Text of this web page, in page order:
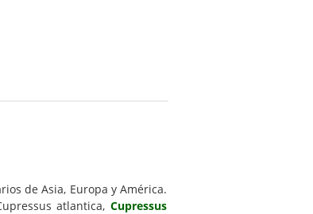
de Asia, Europa y América.
atlantica,Cupressus